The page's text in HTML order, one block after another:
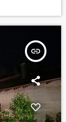
insert_link